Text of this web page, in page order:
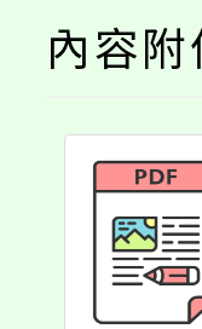
內容